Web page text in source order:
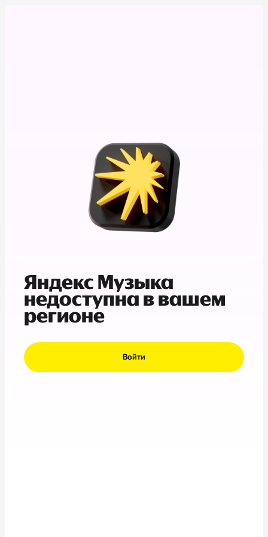
Яндекс Музыка
недоступна в вашем
регионе
Войти